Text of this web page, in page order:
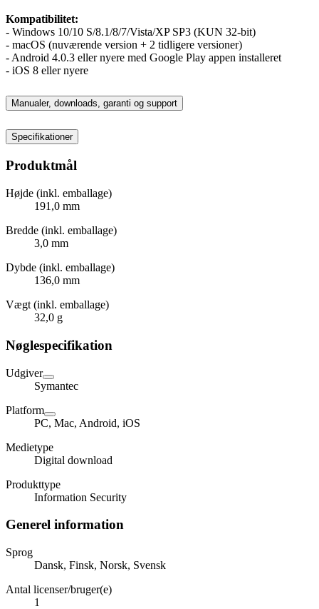
Kompatibilitet:
- Windows 10/10 S/8.1/8/7/Vista/XP SP3 (KUN 32-bit)
- macOS (nuværende version + 2 tidligere versioner)
- Android 4.0.3 eller nyere med Google Play appen installeret
- iOS 8 eller nyere
Manualer, downloads, garanti og support
Specifikationer
Produktmål
Højde (inkl. emballage)
191,0 mm
Bredde (inkl. emballage)
3,0 mm
Dybde (inkl. emballage)
136,0 mm
Vægt (inkl. emballage)
32,0 g
Nøglespecifikation
Udgiver
Symantec
Platform
PC, Mac, Android, iOS
Medietype
Digital download
Produkttype
Information Security
Generel information
Sprog
Dansk, Finsk, Norsk, Svensk
Antal licenser/bruger(e)
1